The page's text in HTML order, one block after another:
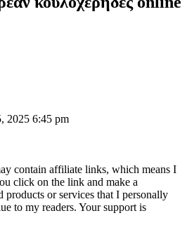
2025 6:45 pm
contain affiliate links, which means I
click on the link and make a
products or services that I personally
to my readers. Your support is